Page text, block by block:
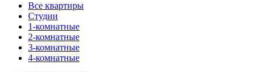
Все квартиры
Студии
1-комнатные
2-комнатные
3-комнатные
4-комнатные